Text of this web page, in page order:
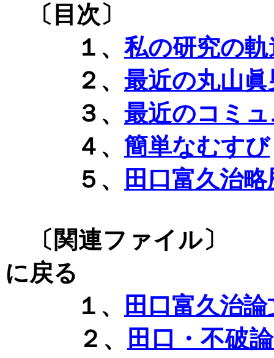
〔目次〕
１、私の研究の
２、 最近の丸山
３、 最近のコミ
４、 簡単なむすび
５、
田口富久治略
〔関連フ
に戻る
１、
田口富久治
２、
田口・不破